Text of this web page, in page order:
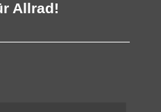
Allrad!